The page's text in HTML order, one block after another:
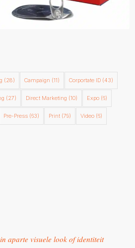
(28) Campaign (11) Corportate ID (43)
(27) Direct Marketing (10) Expo (6)
Pre-Press (63) Print (79) Video (6)
aparte visuele look of identiteit